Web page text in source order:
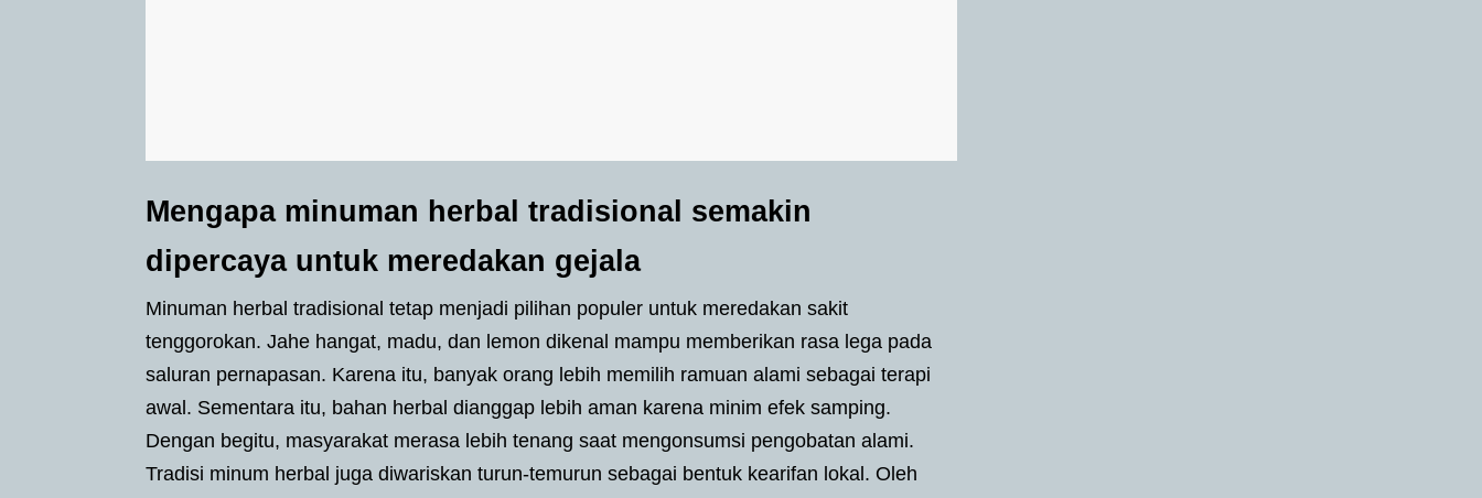
Mengapa minuman herbal tradisional semakin
dipercaya untuk meredakan gejala
Minuman herbal tradisional tetap menjadi pilihan populer untuk meredakan sakit
tenggorokan. Jahe hangat, madu, dan lemon dikenal mampu memberikan rasa lega pada
saluran pernapasan. Karena itu, banyak orang lebih memilih ramuan alami sebagai terapi
awal. Sementara itu, bahan herbal dianggap lebih aman karena minim efek samping.
Dengan begitu, masyarakat merasa lebih tenang saat mengonsumsi pengobatan alami.
Tradisi minum herbal juga diwariskan turun-temurun sebagai bentuk kearifan lokal. Oleh